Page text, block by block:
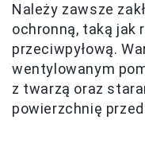
Należy zawsze
ochronną, taką jak
przeciwpyłową.
wentylowanym
z twarzą oraz
powierzchnię